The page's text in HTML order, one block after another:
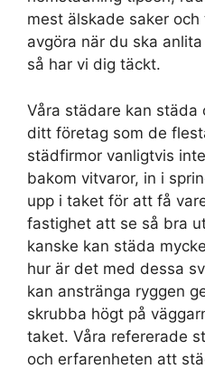
mest älskade saker
avgöra när du ska
så har vi dig täckt.
Våra städare kan
ditt företag som de
städfirmor vanligtvis
bakom vitvaror, in i
upp i taket för att få
fastighet att se så bra
kanske kan städa
hur är det med dessa
kan anstränga ryggen
skrubba högt på
taket. Våra refererade
och erfarenheten att